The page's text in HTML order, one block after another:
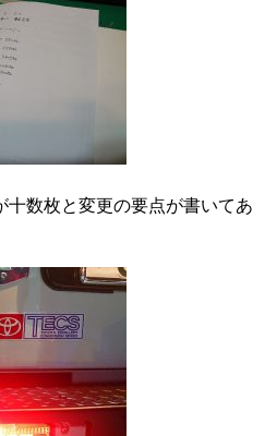
十数枚と変更の要点が書いてあ